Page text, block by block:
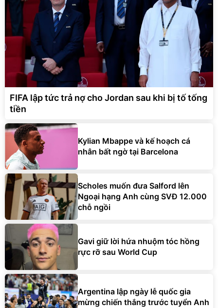
FIFA lập tức trả nợ cho Jordan sau khi bị tố tống
tiền
Kylian Mbappe và kế hoạch cá
nhân bất ngờ tại Barcelona
Scholes muốn đưa Salford lên
Ngoại hạng Anh cùng SVĐ 12.000
chỗ ngồi
Gavi giữ lời hứa nhuộm tóc hồng
rực rỡ sau World Cup
Argentina lập ngày lễ quốc gia
mừng chiến thắng trước tuyển Anh